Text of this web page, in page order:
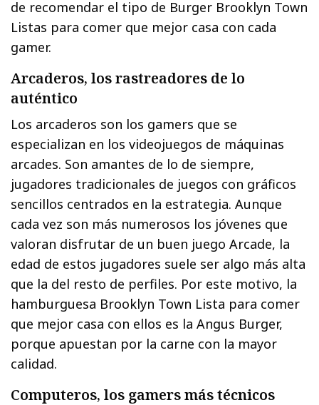
de recomendar el tipo de Burger Brooklyn Town
Listas para comer que mejor casa con cada
gamer.
Arcaderos, los rastreadores de lo
auténtico
Los arcaderos son los gamers que se
especializan en los videojuegos de máquinas
arcades. Son amantes de lo de siempre,
jugadores tradicionales de juegos con gráficos
sencillos centrados en la estrategia. Aunque
cada vez son más numerosos los jóvenes que
valoran disfrutar de un buen juego Arcade, la
edad de estos jugadores suele ser algo más alta
que la del resto de perfiles. Por este motivo, la
hamburguesa Brooklyn Town Lista para comer
que mejor casa con ellos es la Angus Burger,
porque apuestan por la carne con la mayor
calidad.
Computeros, los gamers más técnicos